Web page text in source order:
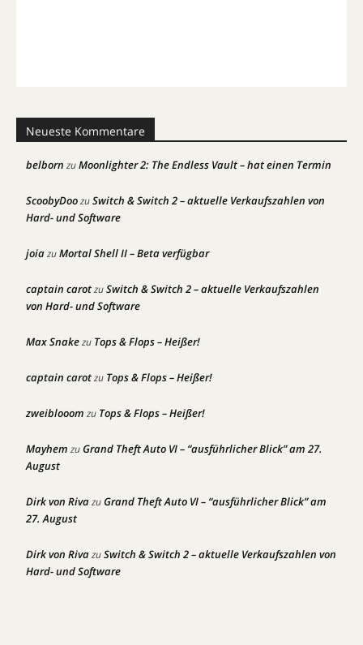
Neueste Kommentare
belborn zuMoonlighter 2: The Endless Vault – hat einen Termin
ScoobyDoozuSwitch & Switch 2 – aktuelle Verkaufszahlen von
Hard- und Software
joiazuMortal Shell II – Beta verfügbar
captain carotzuSwitch & Switch 2 – aktuelle Verkaufszahlen
von Hard- und Software
Max Snakezu Tops & Flops – Heißer!
captain carotzu Tops & Flops – Heißer!
zweiblooom zu Tops & Flops – Heißer!
Mayhem zuGrand Theft Auto VI – “ausführlicher Blick” am 27.
August
Dirk von RivazuGrand Theft Auto VI – “ausführlicher Blick” am
27. August
Dirk von RivazuSwitch & Switch 2 – aktuelle Verkaufszahlen von
Hard- und Software